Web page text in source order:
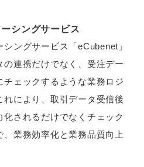
シングサービス
ングサービス「eCubenet」
連携だけでなく、受注デー
チェックするような業務ロジ
れにより、取引データ受信後
されるだけでなくチェック
業務効率化と業務品質向上